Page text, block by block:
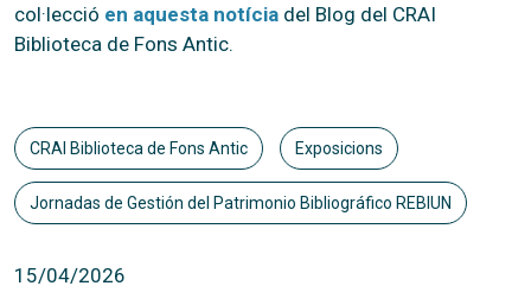
col·lecció en aquesta notícia del Blog del CRAI
Biblioteca de Fons Antic.
CRAI Biblioteca de Fons Antic Exposicions
Jornadas de Gestión del Patrimonio Bibliográfico REBIUN
15/04/2026